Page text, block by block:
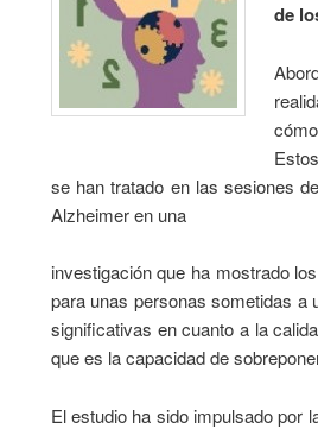
de
se han tratado en las sesiones
Alzheimer en una
investigación que ha mostrado
para unas personas sometidas
significativas en cuanto a la
que es la capacidad de
El estudio ha sido impulsado por